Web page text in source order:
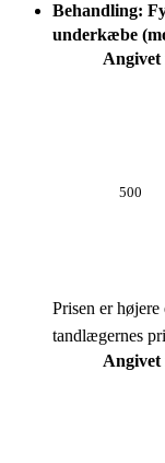
Behandling:
underkæbe
Angivet
500
Prisen er højere
tandlægernes
Angivet